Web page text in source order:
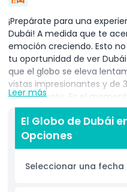
¡Prepárate para una
Dubái! A medida que te
emoción creciendo. Esto
tu oportunidad de ver
que el globo se eleva
vistas impresionantes y de
y el horizonte. Es el
fotografías, capturar
belleza que te rodea. Ya
vistas solo mejoran cuanto
aventura en el cielo, no te
a nuestra acogedora
relajarte y explorar
Leer más
El Globo de Dubái
Opciones
Seleccionar una fecha